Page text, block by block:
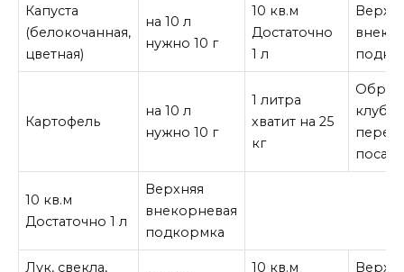
Капуста
(белокочанная,
цветная)
на 10 л
нужно 10 г
10 кв.м
Достаточно
1 л
Картофель
на 10 л
нужно 10 г
1 литра
хватит на 25
кг
перед
10 кв.м
Достаточно 1 л
Верхняя
внекорневая
подкормка
Лук, свекла,
10 кв.м